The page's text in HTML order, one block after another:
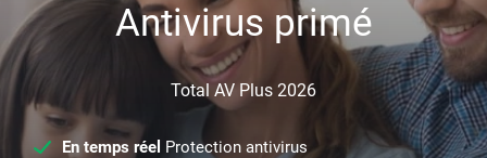
Antivirus primé
Total AV Plus 2026
En temps réel Protection antivirus